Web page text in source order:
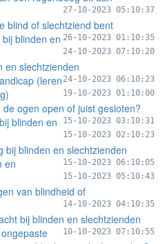
27-10-2023 05:10:37
blind of slechtziend bent
26-10-2023 01:10:35
blinden en
24-10-2023 07:10:20
en slechtzienden
24-10-2023 06:10:23
(leren
19-10-2023 01:10:00
ogen open of juist gesloten?
15-10-2023 03:10:31
blinden en
15-10-2023 02:10:23
bij blinden en slechtzienden
15-10-2023 06:10:05
en
15-10-2023 05:10:43
van blindheid of
14-10-2023 04:10:35
bij blinden en slechtzienden
10-10-2023 07:10:55